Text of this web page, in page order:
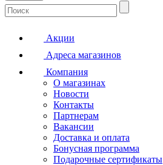
Акции
Адреса магазинов
Компания
О магазинах
Новости
Контакты
Партнерам
Вакансии
Доставка и оплата
Бонусная программа
Подарочные сертификаты